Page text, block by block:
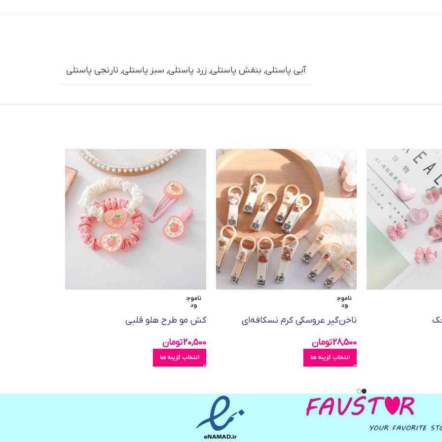
آبی پاستلی, بنفش پاستلی, زرد پاستلی, سبز پاستلی, نارنجی پاستلی
ناموج
ود
ناخن‌گیر عروسکی کرم نسکافه‌ای
28,500تومان
انتخاب گزینه ها
ناموج
ود
کش مو طرح هلو قلبی
20,500تومان
انتخاب گزینه ها